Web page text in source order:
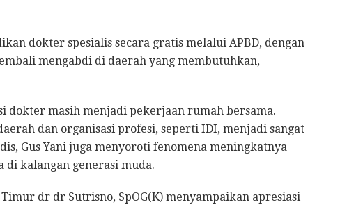
dokter spesialis secara gratis melalui APBD, dengan
mengabdi di daerah yang membutuhkan,
dokter masih menjadi pekerjaan rumah bersama.
dan organisasi profesi, seperti IDI, menjadi sangat
Gus Yani juga menyoroti fenomena meningkatnya
di kalangan generasi muda.
dr dr Sutrisno, SpOG(K) menyampaikan apresiasi